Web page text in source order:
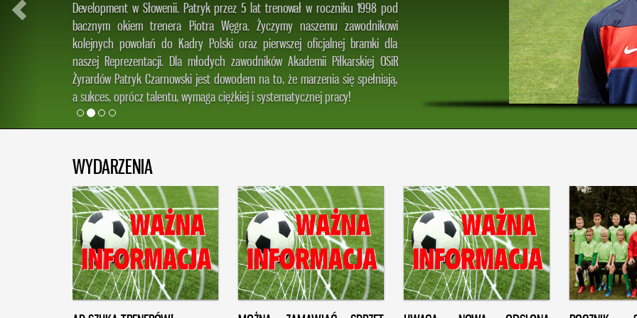
Development w Słowenii. Patryk przez 5 lat trenował w roczniku 1998 pod
bacznym okiem trenera Piotra Węgra. Życzymy naszemu zawodnikowi
kolejnych powołań do Kadry Polski oraz pierwszej oficjalnej bramki dla
naszej Reprezentacji. Dla młodych zawodników Akademii Piłkarskiej OSiR
Żyrardów Patryk Czarnowski jest dowodem na to, że marzenia się spełniają,
a sukces, oprócz talentu, wymaga ciężkiej i systematycznej pracy!
WYDARZENIA